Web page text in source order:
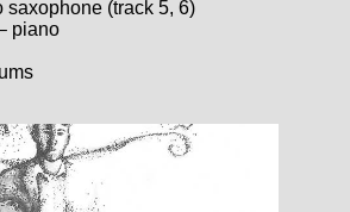
(track 5, 6)
piano